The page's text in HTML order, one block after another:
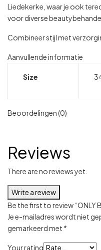
Liedekerke, waar je ook
voor diverse
Combineer stijl met
Aanvullende informatie
Size
Beoordelingen (0)
Reviews
There are no reviews yet.
Write a review
Be the first to review “ONLY
Je e-mailadres wordt niet
gemarkeerd met *
Your rating